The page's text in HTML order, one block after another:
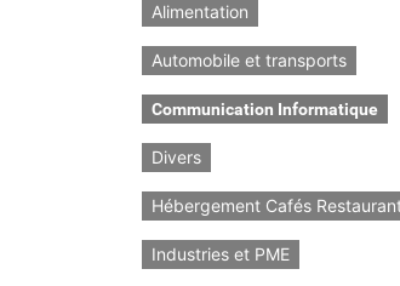
Alimentation
Automobile et transports
Communication Informatique
Divers
Hébergement Cafés
Industries et PME